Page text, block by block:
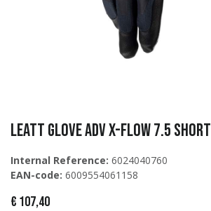
Leatt Glove ADV X-Flow 7.5 Short
Internal Reference: 6024040760
EAN-code: 6009554061158
€ 107,40